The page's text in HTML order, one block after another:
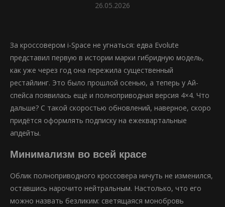
26.05.2026
За кроссовером i-Space не угнаться: едва Evolute
представил первую в истории марки гибридную модель,
как уже через год она пережила существенный
рестайлинг. Это было прошлой осенью, а теперь у Ай-
спейса появилась ещё и полноприводная версия 4×4. Что
дальше? С такой скоростью обновлений, наверное, скоро
придётся оформлять подписку на ежеквартальные
апдейты.
Минимализм во всей красе
Облик полноприводного кроссовера ничуть не изменился,
оставшись нарочито нейтральным. Настолько, что его
можно назвать безликим: светящаяся монобровь